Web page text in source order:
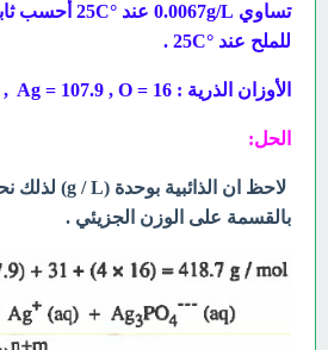
تساوي 0.0067g/L عند °
25C
للملح عند °
25C
.
الأوزان الذرية : 16 =
الحل:
بالقسمة على الوزن الجزيئي .